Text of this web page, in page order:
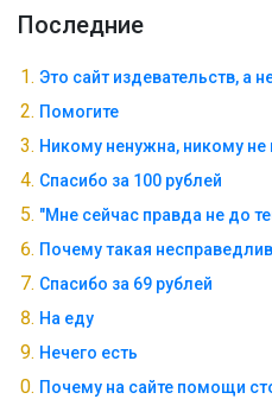
Последние
Это сайт издевательств, а
Помогите
Никому ненужна, никому не
Спасибо за 100 рублей
"Мне сейчас правда не до
Почему такая
Спасибо за 69 рублей
На еду
Нечего есть
Почему на сайте помощи